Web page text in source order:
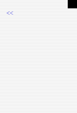
<<